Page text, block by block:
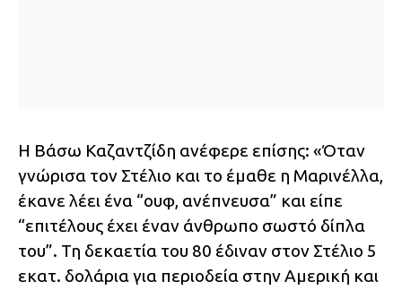
Η Βάσω Καζαντζίδη ανέφερε επίσης: «Όταν
γνώρισα τον Στέλιο και το έμαθε η Μαρινέλλα,
έκανε λέει ένα “ουφ, ανέπνευσα” και είπε
“επιτέλους έχει έναν άνθρωπο σωστό δίπλα
του”. Τη δεκαετία του 80 έδιναν στον Στέλιο 5
εκατ. δολάρια για περιοδεία στην Αμερική και